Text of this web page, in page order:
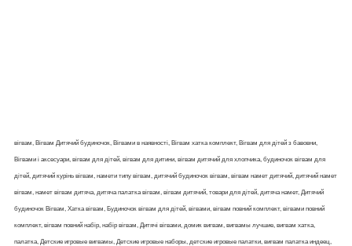
вігвам, Вігвам Дитячий будиночок, Вігвами в наявності, Вігвам хатка комплект, Вігвам для дітей з бавовни,
Вігвами і аксесуари, вігвам для дітей, вігвам для дитини, вігвам дитячий для хлопчика, будиночок вігвам для
дітей, дитячий курінь вігвам, намети типу вігвам, дитячий будиночок вігвам, вігвам намет дитячий, дитячий намет
вігвам, намет вігвам дитяча, дитяча палатка вігвам, вігвам дитячий, товари для дітей, дитяча намет, Дитячий
будиночок Вігвам, Хатка вігвам, Будиночок вігвам для дітей, вігвами, вігвам повний комплект, вігвами повний
комплект, вігвам повний набір, набір вігвам, Дитячі вігвами, домик вигвам, вигвамы лучшие, вигвам хатка,
палатка, Детские игровые вигвамы, Детские игровые наборы, детские игровые палатки, вигвам палатка индеец,